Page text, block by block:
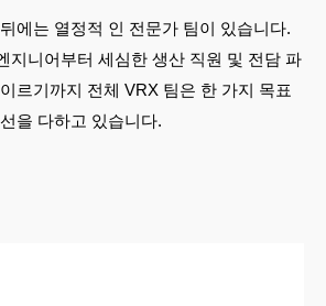
에는 열정적 인 전문가 팀이 있습니다.
지니어부터 세심한 생산 직원 및 전담 파
르기까지 전체 VRX 팀은 한 가지 목표
을 다하고 있습니다.